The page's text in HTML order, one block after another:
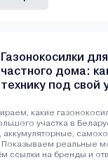
Газонокосилки
частного дома:
технику под свой
какие
участка в
аккумуляторные,
реальные
ссылки на бренды и